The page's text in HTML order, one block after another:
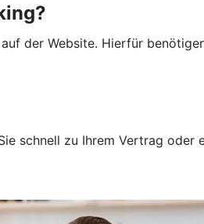
der Website. Hierfür
schnell zu Ihrem Vertrag